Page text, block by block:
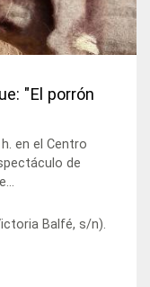
"El porrón
en el Centro
de
Balfé, s/n).